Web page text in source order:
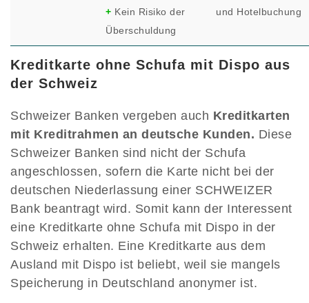
+ Kein Risiko der
Überschuldung
und Hotelbuchung
Kreditkarte ohne Schufa mit Dispo aus
der Schweiz
Schweizer Banken vergeben auch Kreditkarten
mit Kreditrahmen an deutsche Kunden. Diese
Schweizer Banken sind nicht der Schufa
angeschlossen, sofern die Karte nicht bei der
deutschen Niederlassung einer SCHWEIZER
Bank beantragt wird. Somit kann der Interessent
eine Kreditkarte ohne Schufa mit Dispo in der
Schweiz erhalten. Eine Kreditkarte aus dem
Ausland mit Dispo ist beliebt, weil sie mangels
Speicherung in Deutschland anonymer ist.